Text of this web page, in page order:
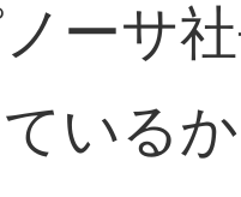
ノーサ
いる